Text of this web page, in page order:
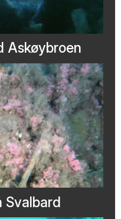
Askøybroen
Svalbard